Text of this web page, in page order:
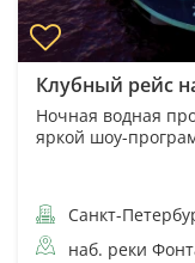
Клубный рейс
Ночная водная
яркой шоу-
Санкт-
наб. реки